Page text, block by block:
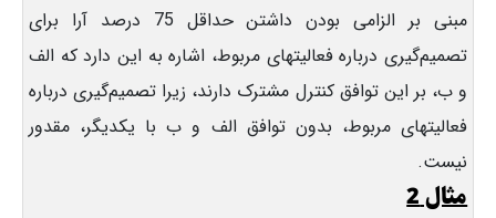
مبنی بر الزامی بودن داشتن حداقل 75 درصد آرا برای
تصمیم‌گیری درباره فعالیتهای مربوط، اشاره به این دارد که الف
و ب، بر این توافق کنترل مشترک دارند، زیرا تصمیم‌گیری درباره
فعالیتهای مربوط، بدون توافق الف و ب با یکدیگر، مقدور
نیست.
مثال 2